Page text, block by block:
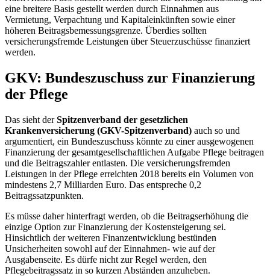
eine breitere Basis gestellt werden durch Einnahmen aus
Vermietung, Verpachtung und Kapitaleinkünften sowie einer
höheren Beitragsbemessungsgrenze. Überdies sollten
versicherungsfremde Leistungen über Steuerzuschüsse finanziert
werden.
GKV: Bundeszuschuss zur Finanzierung
der Pflege
Das sieht derSpitzenverband der gesetzlichen
Krankenversicherung (GKV-Spitzenverband) auch so und
argumentiert, ein Bundeszuschuss könnte zu einer ausgewogenen
Finanzierung der gesamtgesellschaftlichen Aufgabe Pflege beitragen
und die Beitragszahler entlasten. Die versicherungsfremden
Leistungen in der Pflege erreichten 2018 bereits ein Volumen von
mindestens 2,7 Milliarden Euro. Das entspreche 0,2
Beitragssatzpunkten.
Es müsse daher hinterfragt werden, ob die Beitragserhöhung die
einzige Option zur Finanzierung der Kostensteigerung sei.
Hinsichtlich der weiteren Finanzentwicklung bestünden
Unsicherheiten sowohl auf der Einnahmen- wie auf der
Ausgabenseite. Es dürfe nicht zur Regel werden, den
Pflegebeitragssatz in so kurzen Abständen anzuheben.